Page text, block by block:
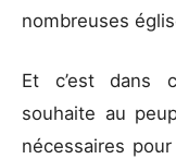
nombreuses
Et c’est dans
souhaite au
nécessaires